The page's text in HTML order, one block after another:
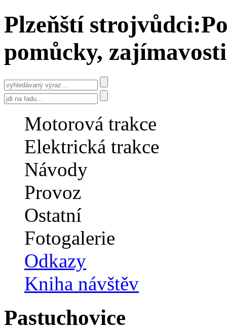
Plzeňští strojvůdci:
pomůcky, zajímavosti
Motorová trakce
Elektrická trakce
Návody
Provoz
Ostatní
Fotogalerie
Odkazy
Kniha návštěv
Pastuchovice